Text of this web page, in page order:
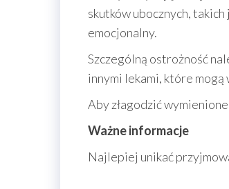
skutków ubocznych,
emocjonalny.
Szczególną ostrożność
innymi lekami, które mogą
Aby złagodzić
Ważne informacje
Najlepiej unikać